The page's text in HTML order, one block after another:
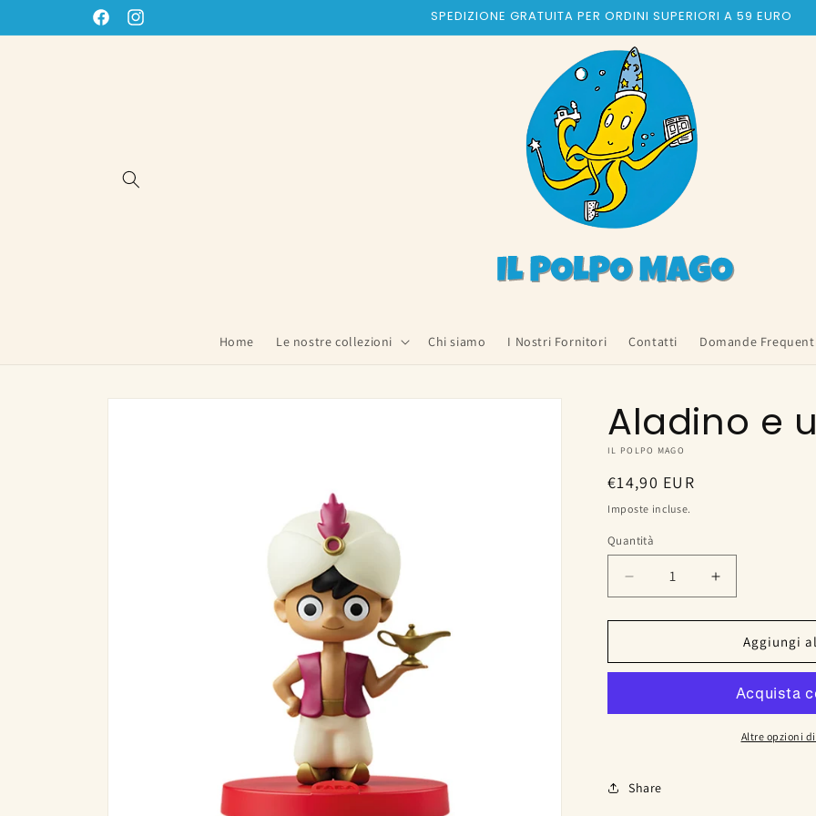
direttamente
ai contenuti
FacebookInstagram
SPEDIZIONE GRATUITA PER ORDINI SUPERIORI A 59 EURO
Home Le nostre collezioni Chi siamo I Nostri Fornitori Contatti Domande
Passa alle
Aladino e
IL POLPO MAGO
Prezzo
di
listino
€14,90 EUR
Imposte incluse.
Quantità
Diminuisci
quantità
per
e
Aumenta
quantità
per
Aladino
e
storia
Aggiungi
Altre opzioni
Share